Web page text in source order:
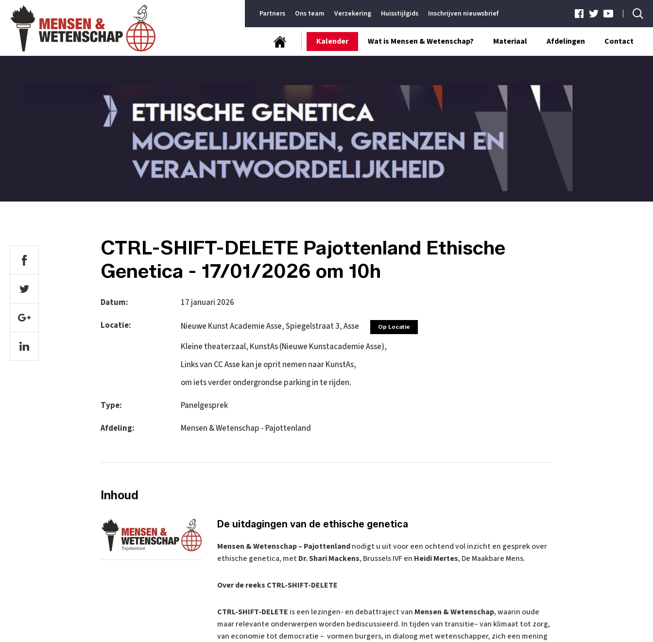
Partners Ons team Verzekering Huisstijlgids Inschrijven nieuwsbrief
Kalender Wat is Mensen & Wetenschap? Materiaal Afdelingen Contact
CTRL-SHIFT-DELETE Pajottenland Ethische
Genetica - 17/01/2026 om 10h
Datum:
17 januari 2026
Locatie:
Nieuwe Kunst Academie Asse, Spiegelstraat 3, Asse Op Locatie
Kleine theaterzaal, KunstAs (Nieuwe Kunstacademie Asse),
Links van CC Asse kan je oprit nemen naar KunstAs,
om iets verder ondergrondse parking in te rijden.
Type:
Panelgesprek
Afdeling:
Mensen & Wetenschap - Pajottenland
Inhoud
De uitdagingen van de ethische genetica
Mensen & Wetenschap – Pajottenlandnodigt u uit voor een ochtend vol inzicht en gesprek over
ethische genetica, met Dr. Shari Mackens, Brussels IVF en Heidi Mertes, De Maakbare Mens.
Over de reeks CTRL-SHIFT-DELETE
CTRL-SHIFT-DELETE is een lezingen- en debattraject van Mensen & Wetenschap, waarin oude
maar relevante onderwerpen worden bediscussieerd. In tijden van transitie– van klimaat tot zorg,
van economie tot democratie – vormen burgers, in dialoog met wetenschapper, zich een mening